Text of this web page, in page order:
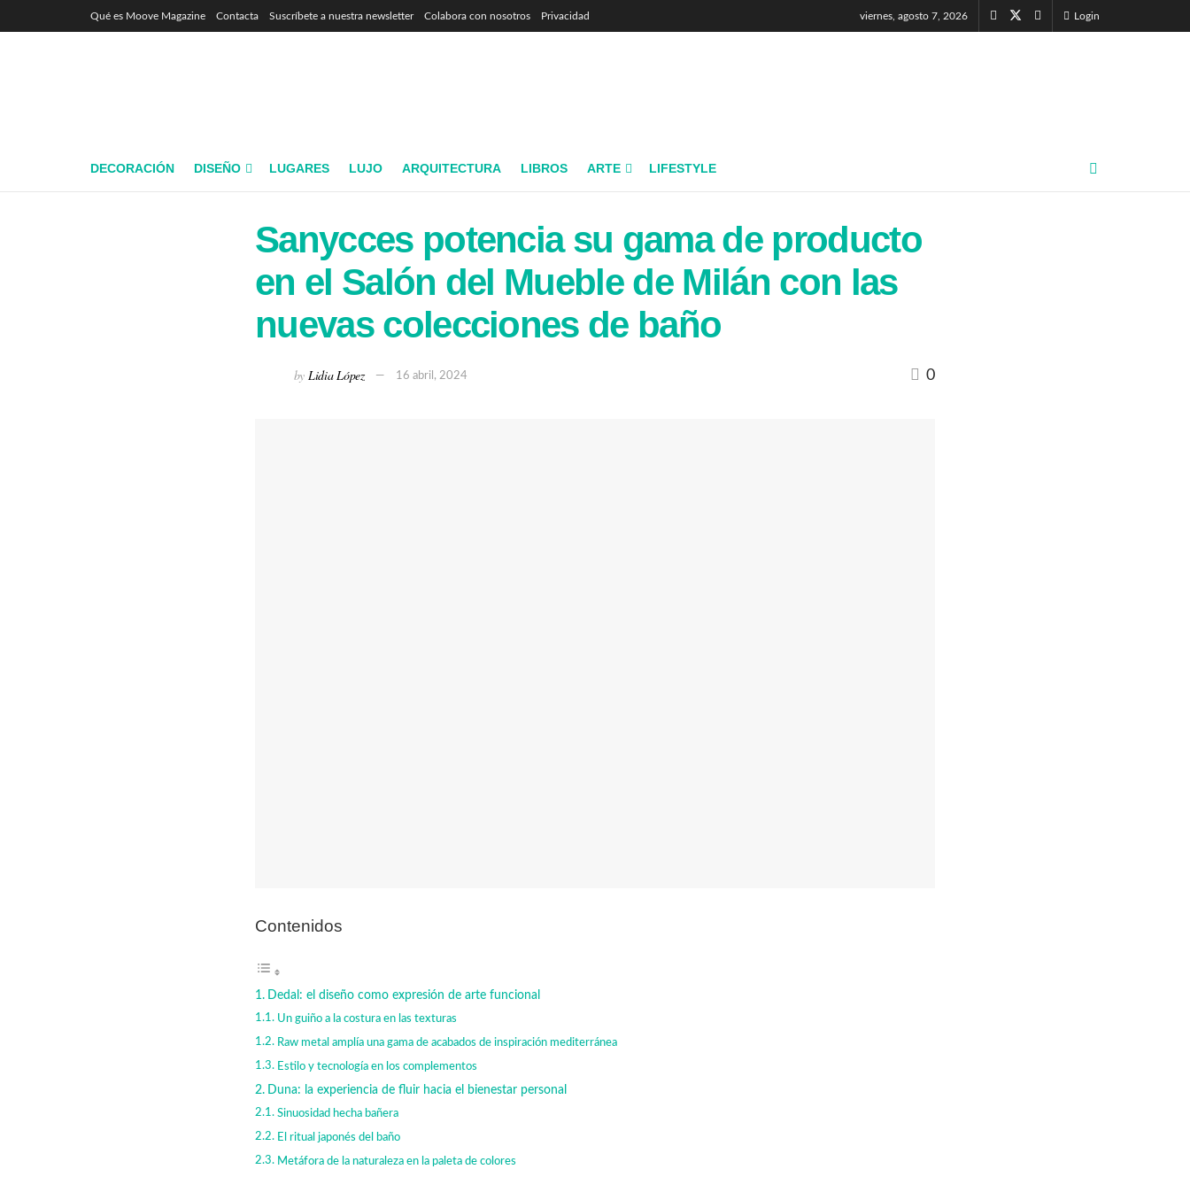
Qué es Moove Magazine Contacta Suscríbete a nuestra newsletter Colabora con nosotros Privacidad viernes, agosto 7, 2026 Login
DECORACIÓN DISEÑO LUGARES LUJO ARQUITECTURA LIBROS ARTE LIFESTYLE
Sanycces potencia su gama de producto
en el Salón del Mueble de Milán con las
nuevas colecciones de baño
by Lidia López 16 abril, 2024 0
Contenidos
Dedal: el diseño como expresión de arte funcional
Un guiño a la costura en las texturas
Raw metal amplía una gama de acabados de inspiración mediterránea
Estilo y tecnología en los complementos
Duna: la experiencia de fluir hacia el bienestar personal
Sinuosidad hecha bañera
El ritual japonés del baño
Metáfora de la naturaleza en la paleta de colores